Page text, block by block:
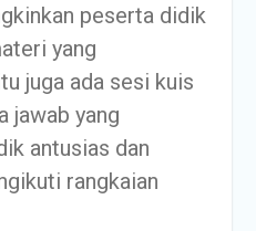
peserta didik
yang
juga ada sesi kuis
jawab yang
antusias dan
rangkaian